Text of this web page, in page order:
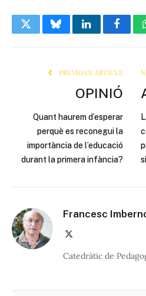
TwitterBlueskyLinkedIn
PREVIOUS ARTICLE
OPINIÓ
Quant haurem d’esperar
perquè es reconegui la
importància de l’educació
durant la primera infància?
Francesc
Catedràtic de